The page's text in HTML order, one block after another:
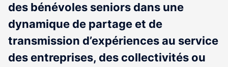
des bénévoles seniors dans une
dynamique de partage et de
transmission d’expériences au service
des entreprises, des collectivités ou